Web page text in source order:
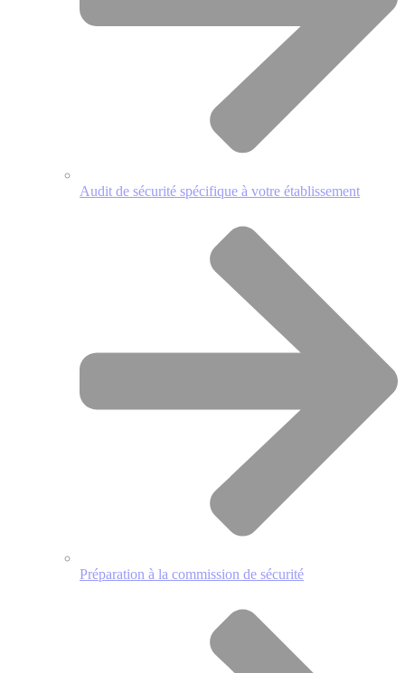
Audit de sécurité spécifique à votre établissement
Préparation à la commission de sécurité